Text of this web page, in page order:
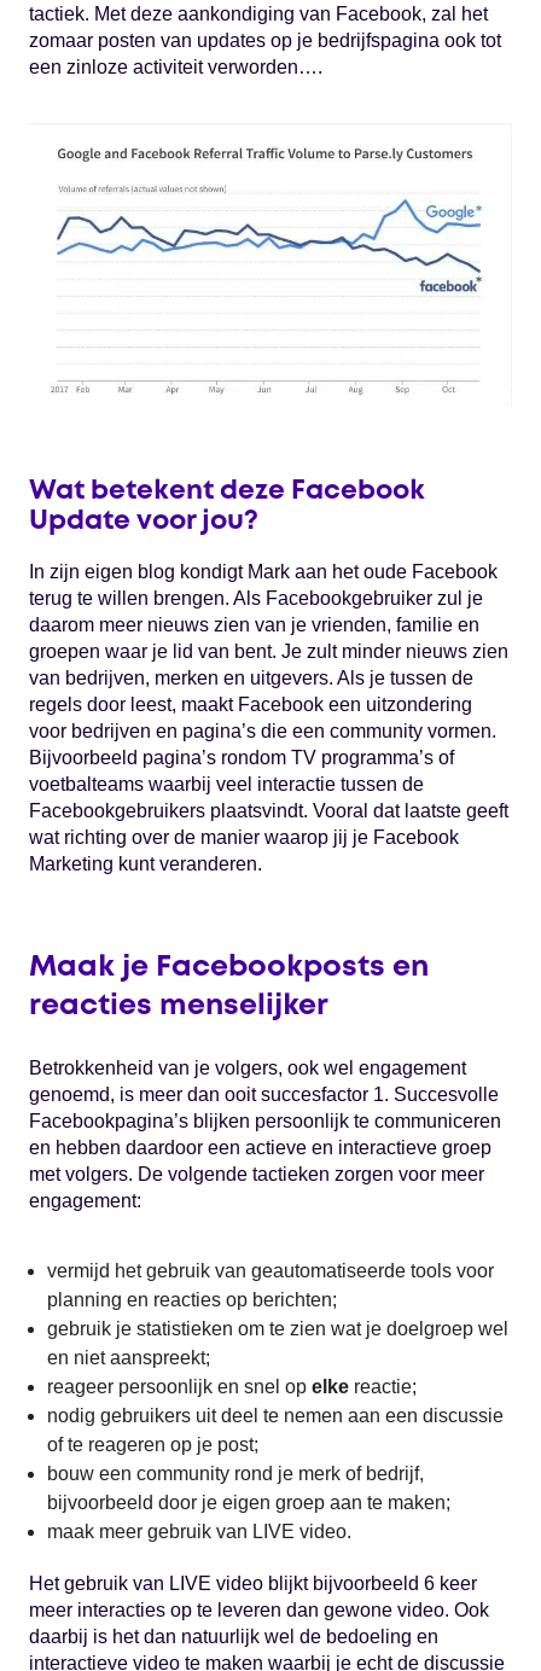
tactiek. Met deze aankondiging van Facebook, zal het
zomaar posten van updates op je bedrijfspagina ook tot
een zinloze activiteit verworden….
Wat betekent deze Facebook
Update voor jou?
In zijn eigen blog kondigt Mark aan het oude Facebook
terug te willen brengen. Als Facebookgebruiker zul je
daarom meer nieuws zien van je vrienden, familie en
groepen waar je lid van bent. Je zult minder nieuws zien
van bedrijven, merken en uitgevers. Als je tussen de
regels door leest, maakt Facebook een uitzondering
voor bedrijven en pagina’s die een community vormen.
Bijvoorbeeld pagina’s rondom TV programma’s of
voetbalteams waarbij veel interactie tussen de
Facebookgebruikers plaatsvindt. Vooral dat laatste geeft
wat richting over de manier waarop jij je Facebook
Marketing kunt veranderen.
Maak je Facebookposts en
reacties menselijker
Betrokkenheid van je volgers, ook wel engagement
genoemd, is meer dan ooit succesfactor 1. Succesvolle
Facebookpagina’s blijken persoonlijk te communiceren
en hebben daardoor een actieve en interactieve groep
met volgers. De volgende tactieken zorgen voor meer
engagement:
vermijd het gebruik van geautomatiseerde tools voor
planning en reacties op berichten;
gebruik je statistieken om te zien wat je doelgroep wel
en niet aanspreekt;
reageer persoonlijk en snel op elke reactie;
nodig gebruikers uit deel te nemen aan een discussie
of te reageren op je post;
bouw een community rond je merk of bedrijf,
bijvoorbeeld door je eigen groep aan te maken;
maak meer gebruik van LIVE video.
Het gebruik van LIVE video blijkt bijvoorbeeld 6 keer
meer interacties op te leveren dan gewone video. Ook
daarbij is het dan natuurlijk wel de bedoeling en
interactieve video te maken waarbij je echt de discussie